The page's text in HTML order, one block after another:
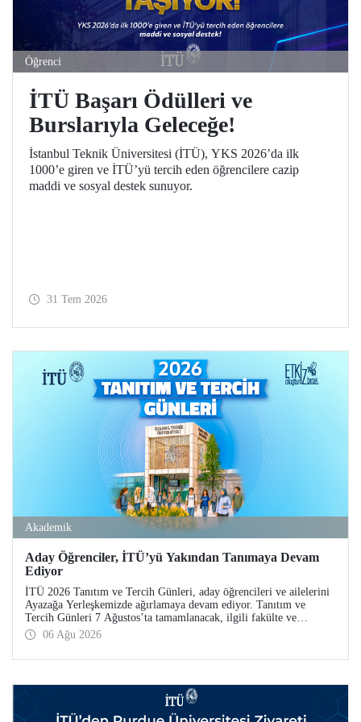
Öğrenci
İTÜ Başarı Ödülleri ve
Burslarıyla Geleceğe!
İstanbul Teknik Üniversitesi (İTÜ), YKS 2026’da ilk
1000’e giren ve İTÜ’yü tercih eden öğrencilere cazip
maddi ve sosyal destek sunuyor.
31 Tem 2026
Akademik
Aday Öğrenciler, İTÜ’yü Yakından Tanımaya Devam
Ediyor
İTÜ 2026 Tanıtım ve Tercih Günleri, aday öğrencileri ve ailelerini
Ayazağa Yerleşkemizde ağırlamaya devam ediyor. Tanıtım ve
Tercih Günleri 7 Ağustos’ta tamamlanacak, ilgili fakülte ve
birimler adaylara bilgi vermeye devam edecek.
06 Ağu 2026